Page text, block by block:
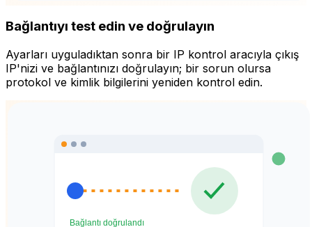
Bağlantıyı test edin ve doğrulayın
Ayarları uyguladıktan sonra bir IP kontrol aracıyla çıkış
IP'nizi ve bağlantınızı doğrulayın; bir sorun olursa
protokol ve kimlik bilgilerini yeniden kontrol edin.